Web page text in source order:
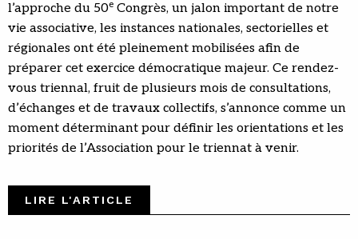
l’approche du 50e Congrès, un jalon important de notre
vie associative, les instances nationales, sectorielles et
régionales ont été pleinement mobilisées afin de
préparer cet exercice démocratique majeur. Ce rendez-
vous triennal, fruit de plusieurs mois de consultations,
d’échanges et de travaux collectifs, s’annonce comme un
moment déterminant pour définir les orientations et les
priorités de l’Association pour le triennat à venir.
LIRE L'ARTICLE